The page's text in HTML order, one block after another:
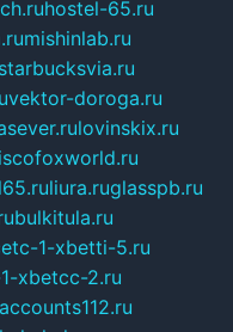
hostel-65.ru
mishinlab.ru
starbucksvia.ru
vektor-doroga.ru
lovinskix.ru
liura.ruglasspb.ru
bulkitula.ru
1-xbetti-5.ru
xbetcc-2.ru
accounts112.ru